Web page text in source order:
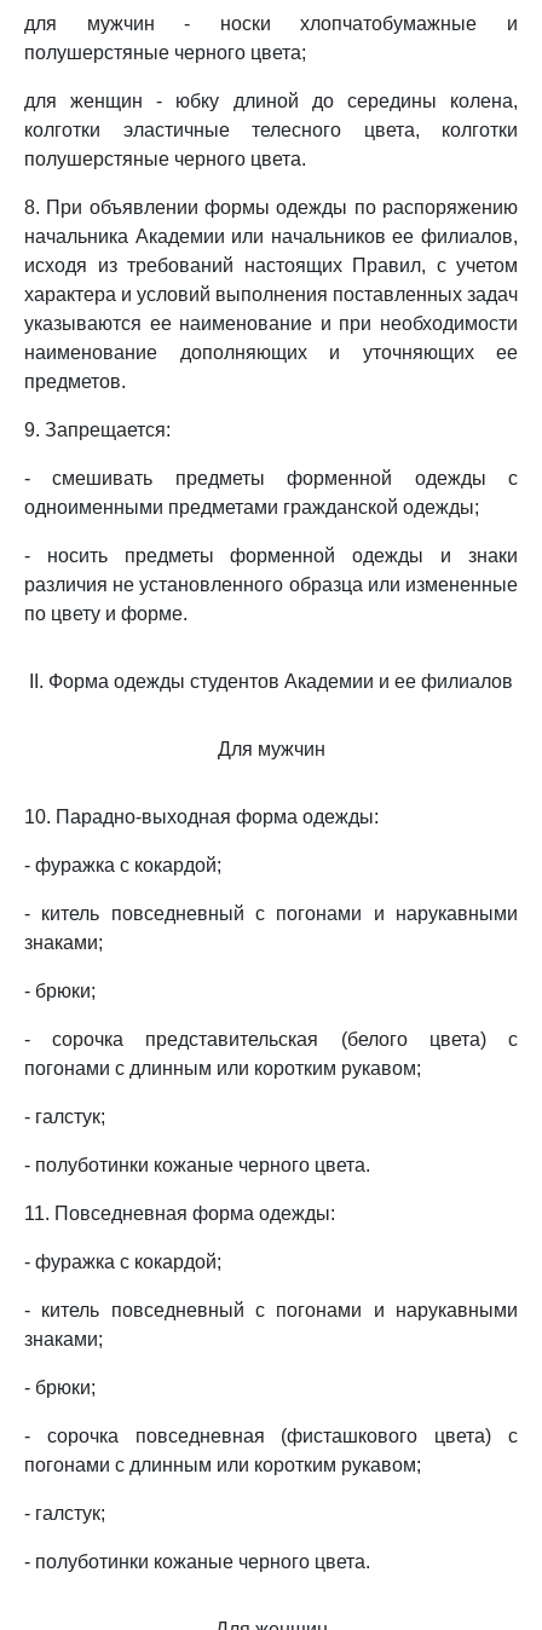
для мужчин - носки хлопчатобумажные и
полушерстяные черного цвета;
для женщин - юбку длиной до середины колена,
колготки эластичные телесного цвета, колготки
полушерстяные черного цвета.
8. При объявлении формы одежды по распоряжению
начальника Академии или начальников ее филиалов,
исходя из требований настоящих Правил, с учетом
характера и условий выполнения поставленных задач
указываются ее наименование и при необходимости
наименование дополняющих и уточняющих ее
предметов.
9. Запрещается:
- смешивать предметы форменной одежды с
одноименными предметами гражданской одежды;
- носить предметы форменной одежды и знаки
различия не установленного образца или измененные
по цвету и форме.
II. Форма одежды студентов Академии и ее филиалов
Для мужчин
10. Парадно-выходная форма одежды:
- фуражка с кокардой;
- китель повседневный с погонами и нарукавными
знаками;
- брюки;
- сорочка представительская (белого цвета) с
погонами с длинным или коротким рукавом;
- галстук;
- полуботинки кожаные черного цвета.
11. Повседневная форма одежды:
- фуражка с кокардой;
- китель повседневный с погонами и нарукавными
знаками;
- брюки;
- сорочка повседневная (фисташкового цвета) с
погонами с длинным или коротким рукавом;
- галстук;
- полуботинки кожаные черного цвета.